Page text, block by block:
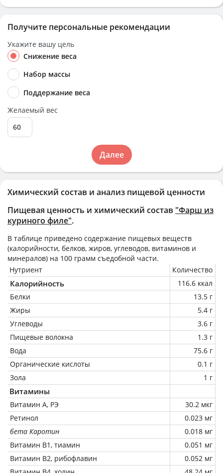
Химический состав и анализ пищевой ценности
Пищевая ценность и химический состав "Фарш из
куриного филе".
В таблице приведено содержание пищевых веществ
(калорийности, белков, жиров, углеводов, витаминов и
минералов) на 100 грамм съедобной части.
Нутриент
Количество
Калорийность
116.6 ккал
Белки
13.5 г
Жиры
5.4 г
Углеводы
3.6 г
Пищевые волокна
1.3 г
Вода
75.6 г
Органические кислоты
0.1 г
Зола
1 г
Витамины
Витамин А, РЭ
30.2 мкг
Ретинол
0.023 мг
бета Каротин
0.018 мг
Витамин В1, тиамин
0.051 мг
Витамин В2, рибофлавин
0.052 мг
Получите персональные рекомендации
Укажите вашу цель
Снижение веса
Набор массы
Поддержание веса
Желаемый вес
Далее